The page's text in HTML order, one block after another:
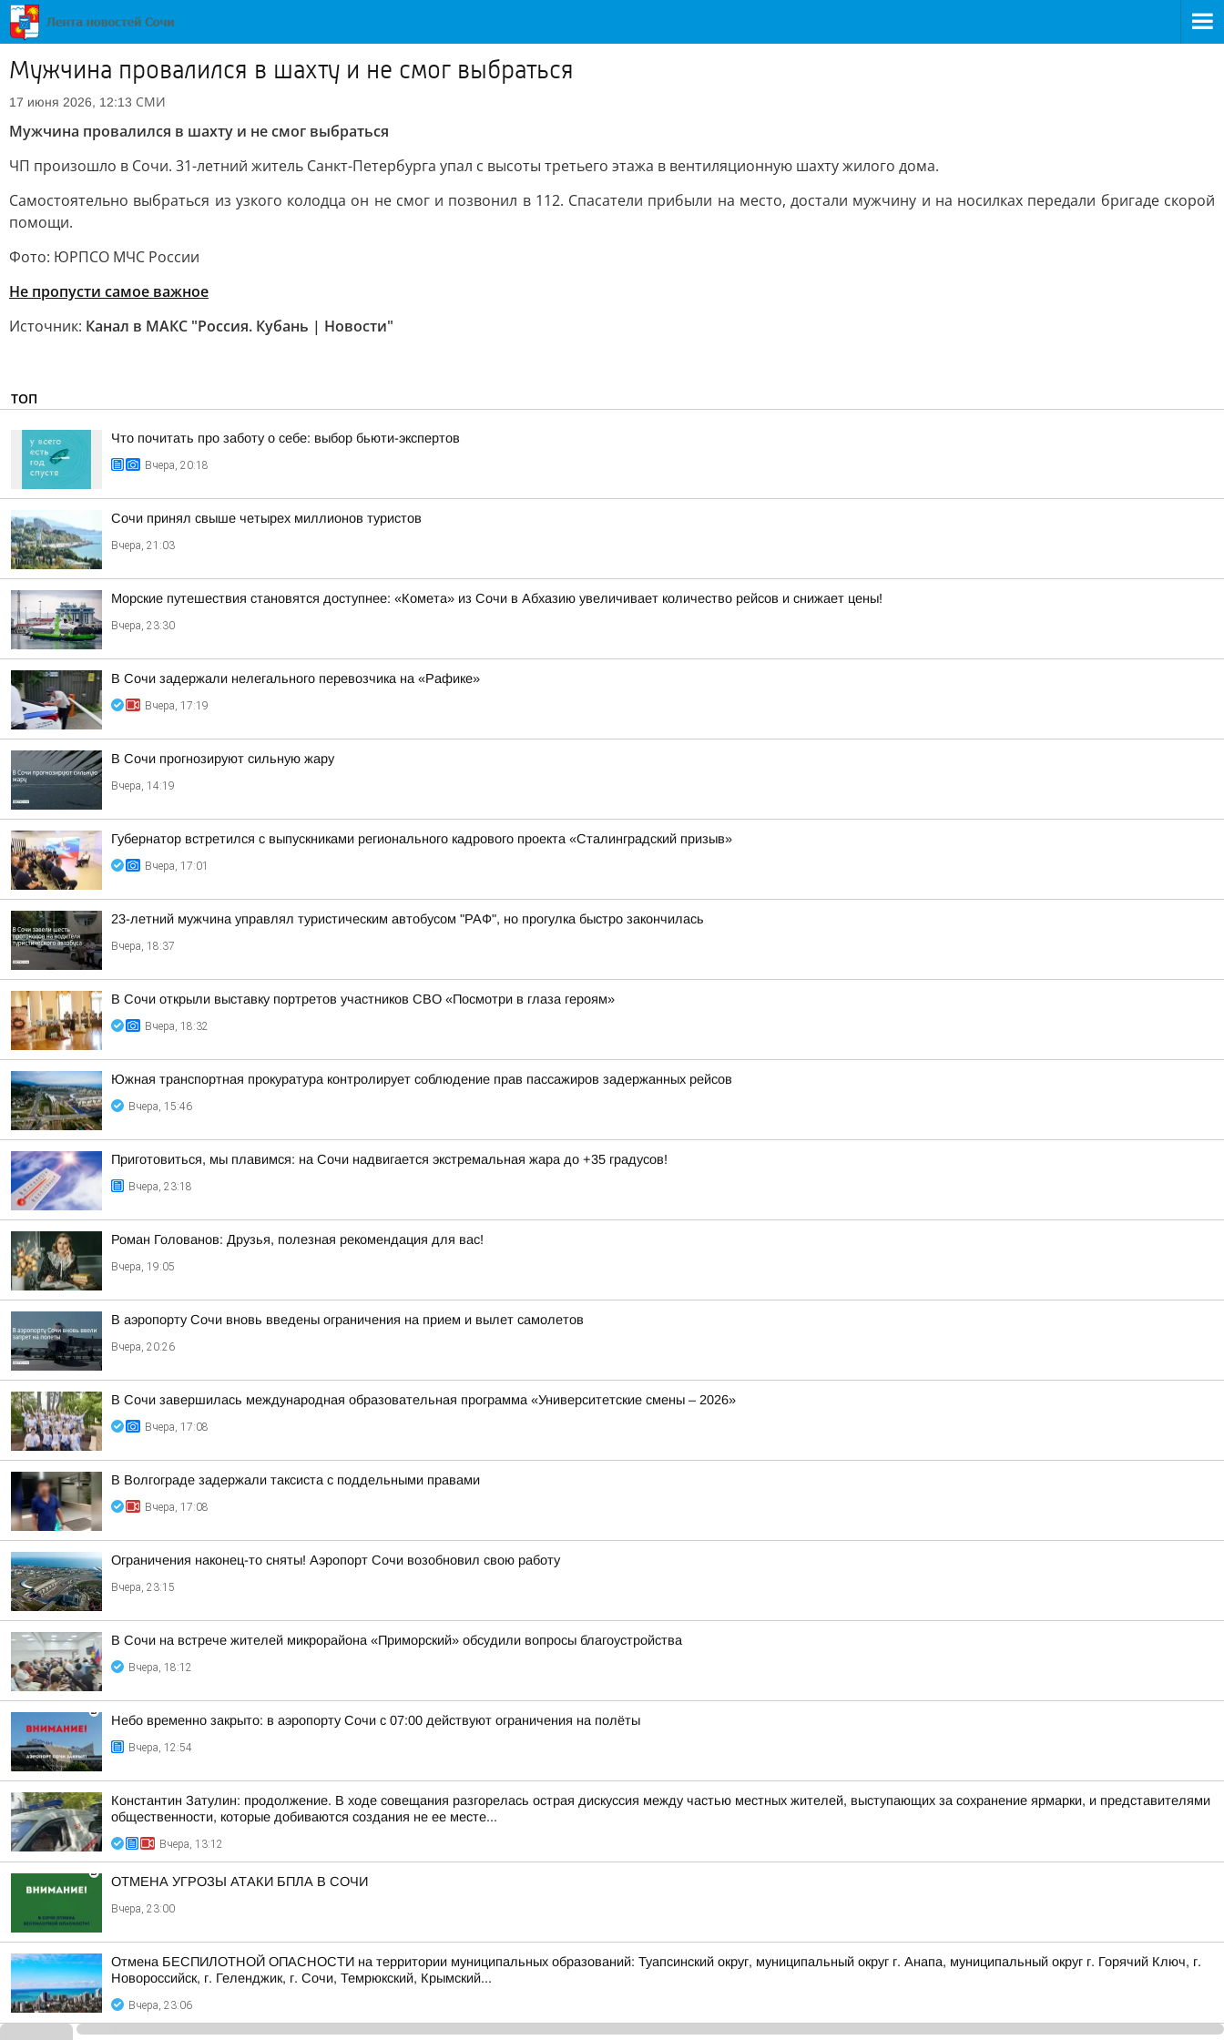
Мужчина провалился в шахту и не смог выбраться
17 июня 2026, 12:13 СМИ
Мужчина провалился в шахту и не смог выбраться
ЧП произошло в Сочи. 31-летний житель Санкт-Петербурга упал с высоты третьего этажа в вентиляционную шахту жилого дома.
Самостоятельно выбраться из узкого колодца он не смог и позвонил в 112. Спасатели прибыли на место, достали мужчину и на носилках передали бригаде скорой
помощи.
Фото: ЮРПСО МЧС России
Не пропусти самое важное
Источник: Канал в МАКС "Россия. Кубань | Новости"
ТОП
Что почитать про заботу о себе: выбор бьюти-экспертов
Вчера, 20:18
Сочи принял свыше четырех миллионов туристов
Вчера, 21:03
Морские путешествия становятся доступнее: «Комета» из Сочи в Абхазию увеличивает количество рейсов и снижает цены!
Вчера, 23:30
В Сочи задержали нелегального перевозчика на «Рафике»
Вчера, 17:19
В Сочи прогнозируют сильную жару
Вчера, 14:19
Губернатор встретился с выпускниками регионального кадрового проекта «Сталинградский призыв»
Вчера, 17:01
23-летний мужчина управлял туристическим автобусом "РАФ", но прогулка быстро закончилась
Вчера, 18:37
В Сочи открыли выставку портретов участников СВО «Посмотри в глаза героям»
Вчера, 18:32
Южная транспортная прокуратура контролирует соблюдение прав пассажиров задержанных рейсов
Вчера, 15:46
Приготовиться, мы плавимся: на Сочи надвигается экстремальная жара до +35 градусов!
Вчера, 23:18
Роман Голованов: Друзья, полезная рекомендация для вас!
Вчера, 19:05
В аэропорту Сочи вновь введены ограничения на прием и вылет самолетов
Вчера, 20:26
В Сочи завершилась международная образовательная программа «Университетские смены – 2026»
Вчера, 17:08
В Волгограде задержали таксиста с поддельными правами
Вчера, 17:08
Ограничения наконец-то сняты! Аэропорт Сочи возобновил свою работу
Вчера, 23:15
В Сочи на встрече жителей микрорайона «Приморский» обсудили вопросы благоустройства
Вчера, 18:12
Небо временно закрыто: в аэропорту Сочи с 07:00 действуют ограничения на полёты
Вчера, 12:54
Константин Затулин: продолжение. В ходе совещания разгорелась острая дискуссия между частью местных жителей, выступающих за сохранение ярмарки, и представителями
общественности, которые добиваются создания не ее месте...
Вчера, 13:12
ОТМЕНА УГРОЗЫ АТАКИ БПЛА В СОЧИ
Вчера, 23:00
Отмена БЕСПИЛОТНОЙ ОПАСНОСТИ на территории муниципальных образований: Туапсинский округ, муниципальный округ г. Анапа, муниципальный округ г. Горячий Ключ, г.
Новороссийск, г. Геленджик, г. Сочи, Темрюкский, Крымский...
Вчера, 23:06